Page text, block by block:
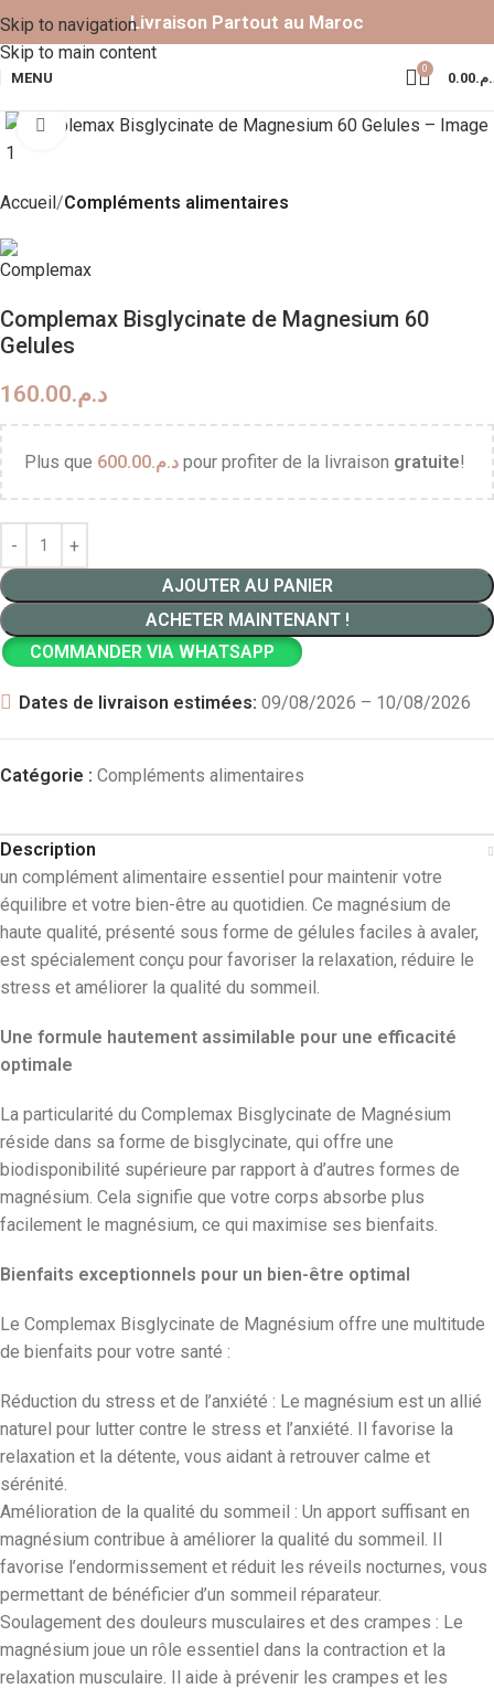
Skip to navigation
Skip to main content
Livraison Partout au Maroc
MENU
0
0.00
Click to enlarge
Accueil Compléments alimentaires
Complemax Bisglycinate de Magnesium 60
Gelules
د.م.160.00
Plus que د.م.600.00 pour profiter de la livraison gratuite!
AJOUTER AU PANIER
ACHETER MAINTENANT !
COMMANDER VIA WHATSAPP
Dates de livraison estimées: 09/08/2026 – 10/08/2026
Catégorie : Compléments alimentaires
Description
un complément alimentaire essentiel pour maintenir votre
équilibre et votre bien-être au quotidien. Ce magnésium de
haute qualité, présenté sous forme de gélules faciles à avaler,
est spécialement conçu pour favoriser la relaxation, réduire le
stress et améliorer la qualité du sommeil.
Une formule hautement assimilable pour une efficacité
optimale
La particularité du Complemax Bisglycinate de Magnésium
réside dans sa forme de bisglycinate, qui offre une
biodisponibilité supérieure par rapport à d’autres formes de
magnésium. Cela signifie que votre corps absorbe plus
facilement le magnésium, ce qui maximise ses bienfaits.
Bienfaits exceptionnels pour un bien-être optimal
Le Complemax Bisglycinate de Magnésium offre une multitude
de bienfaits pour votre santé :
Réduction du stress et de l’anxiété : Le magnésium est un allié
naturel pour lutter contre le stress et l’anxiété. Il favorise la
relaxation et la détente, vous aidant à retrouver calme et
sérénité.
Amélioration de la qualité du sommeil : Un apport suffisant en
magnésium contribue à améliorer la qualité du sommeil. Il
favorise l’endormissement et réduit les réveils nocturnes, vous
permettant de bénéficier d’un sommeil réparateur.
Soulagement des douleurs musculaires et des crampes : Le
magnésium joue un rôle essentiel dans la contraction et la
relaxation musculaire. Il aide à prévenir les crampes et les